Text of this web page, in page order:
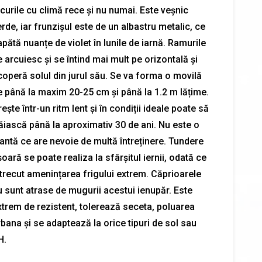
cu climă rece și nu numai. Este veșnic
iar frunzișul este de un albastru metalic, ce
nuanțe de violet în lunile de iarnă. Ramurile
arcuiesc și se întind mai mult pe orizontală și
solul din jurul său. Se va forma o movilă
până la maxim 20-25 cm și până la 1.2 m lățime.
într-un ritm lent și în condiții ideale poate să
până la aproximativ 30 de ani. Nu este o
ce are nevoie de multă întreținere. Tundere
se poate realiza la sfârșitul iernii, odată ce
amenințarea frigului extrem. Căprioarele
sunt atrase de mugurii acestui ienupăr. Este
de rezistent, tolerează seceta, poluarea
și se adaptează la orice tipuri de sol sau